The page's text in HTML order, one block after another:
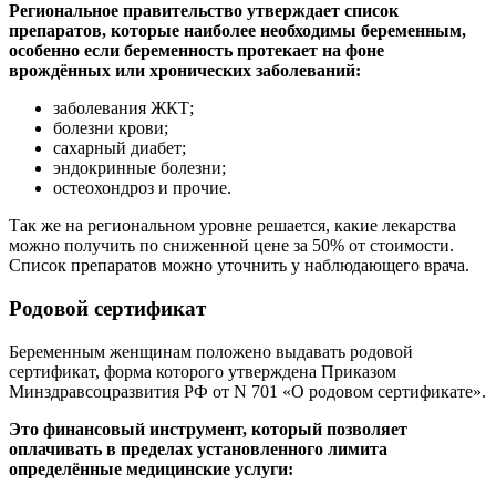
Региональное правительство утверждает список
препаратов, которые наиболее необходимы беременным,
особенно если беременность протекает на фоне
врождённых или хронических заболеваний:
заболевания ЖКТ;
болезни крови;
сахарный диабет;
эндокринные болезни;
остеохондроз и прочие.
Так же на региональном уровне решается, какие лекарства
можно получить по сниженной цене за 50% от стоимости.
Список препаратов можно уточнить у наблюдающего врача.
Родовой сертификат
Беременным женщинам положено выдавать родовой
сертификат, форма которого утверждена Приказом
Минздравсоцразвития РФ от N 701 «О родовом сертификате».
Это финансовый инструмент, который позволяет
оплачивать в пределах установленного лимита
определённые медицинские услуги: